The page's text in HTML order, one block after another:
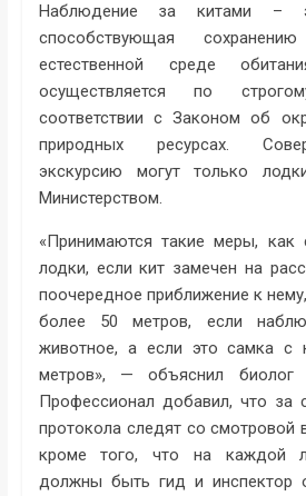
Наблюдение за китами –
способствующая
естественной среде
осуществляется по
соответствии с Законом об
природных ресурсах.
экскурсию могут только
Министерством.
«Принимаются такие меры, как
лодки, если кит замечен на
поочередное приближение к
более 50 метров, если
животное, а если это самка с
метров», — объяснил биолог
Профессионал добавил, что за
протокола следят со
кроме того, что на каждой
должны быть гид и инспектор